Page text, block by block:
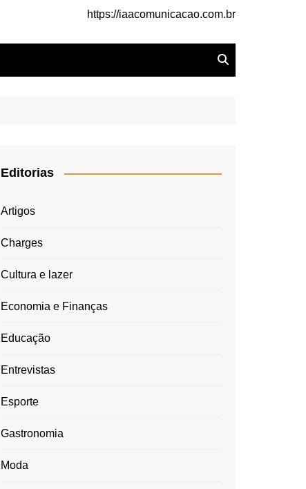
https://iaacomunicacao.com.br
Editorias
Artigos
Charges
Cultura e lazer
Economia e Finanças
Educação
Entrevistas
Esporte
Gastronomia
Moda